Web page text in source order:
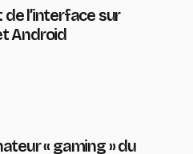
l’interface sur
Android
« gaming » du